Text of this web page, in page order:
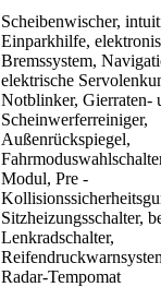
Scheibenwischer,
Einparkhilfe,
Bremssystem,
elektrische
Notblinker, Gierraten-
Scheinwerferreiniger,
Außenrückspiegel,
Modul, Pre -
Sitzheizungsschalter,
Lenkradschalter,
Radar-Tempomat